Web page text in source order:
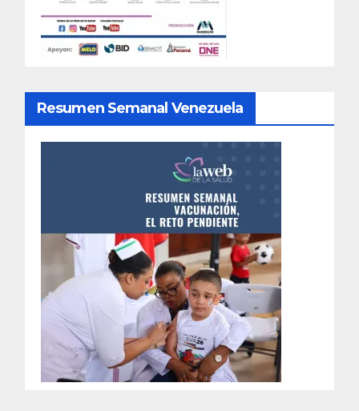
Resumen Semanal Venezuela